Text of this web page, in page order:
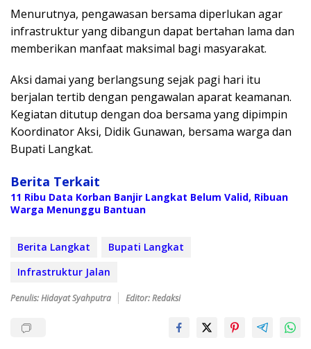
Menurutnya, pengawasan bersama diperlukan agar
infrastruktur yang dibangun dapat bertahan lama dan
memberikan manfaat maksimal bagi masyarakat.
Aksi damai yang berlangsung sejak pagi hari itu
berjalan tertib dengan pengawalan aparat keamanan.
Kegiatan ditutup dengan doa bersama yang dipimpin
Koordinator Aksi, Didik Gunawan, bersama warga dan
Bupati Langkat.
Berita Terkait
11 Ribu Data Korban Banjir Langkat Belum Valid, Ribuan
Warga Menunggu Bantuan
Berita Langkat
Bupati Langkat
Infrastruktur Jalan
Penulis: Hidayat Syahputra Editor: Redaksi